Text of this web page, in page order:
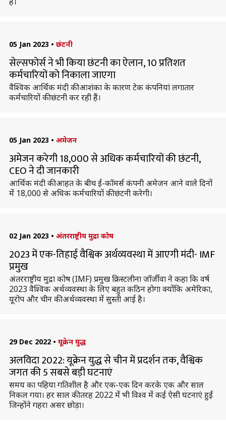
05 Jan 2023 • छंटनी
सेल्सफोर्स ने भी किया छंटनी का ऐलान, 10 प्रतिशत
कर्मचारियों को निकाला जाएगा
वैश्विक आर्थिक मंदी की आशंका के कारण टेक कंपनियां लगातार
कर्मचारियों की छंटनी कर रही हैं।
05 Jan 2023 • अमेजन
अमेजन करेगी 18,000 से अधिक कर्मचारियों की छंटनी,
CEO ने दी जानकारी
आर्थिक मंदी की आहत के बीच ई-कॉमर्स कंपनी अमेजन आने वाले दिनों
में 18,000 से अधिक कर्मचारियों की छंटनी करेगी।
02 Jan 2023 • अंतरराष्ट्रीय मुद्रा कोष
2023 में एक-तिहाई वैश्विक अर्थव्यवस्था में आएगी मंदी- IMF
प्रमुख
अंतरराष्ट्रीय मुद्रा कोष (IMF) प्रमुख क्रिस्टलीना जॉर्जीवा ने कहा कि वर्ष
2023 वैश्विक अर्थव्यवस्था के लिए बहुत कठिन होगा क्योंकि अमेरिका,
यूरोप और चीन की अर्थव्यवस्था में सुस्ती आई है।
29 Dec 2022 • यूक्रेन युद्ध
अलविदा 2022: यूक्रेन युद्ध से चीन में प्रदर्शन तक, वैश्विक
जगत की 5 सबसे बड़ी घटनाएं
समय का पहिया गतिशील है और एक-एक दिन करके एक और साल
निकल गया। हर साल की तरह 2022 में भी विश्व में कई ऐसी घटनाएं हुईं
जिन्होंने गहरा असर छोड़ा।